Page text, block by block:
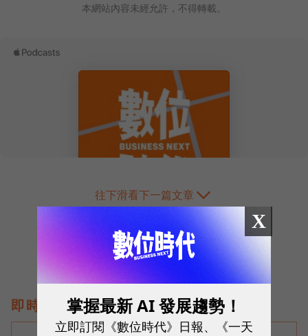
本網站內容未經允許，不得轉載。
往下滑看下一篇文章
即時熱門文章
X
掌握最新 AI 發展趨勢！
立即訂閱《數位時代》日報、《一天